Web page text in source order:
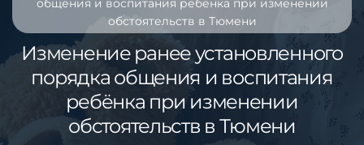
общения и воспитания ребёнка при изменении
обстоятельств в Тюмени
Изменение ранее установленного
порядка общения и воспитания
ребёнка при изменении
обстоятельств в Тюмени